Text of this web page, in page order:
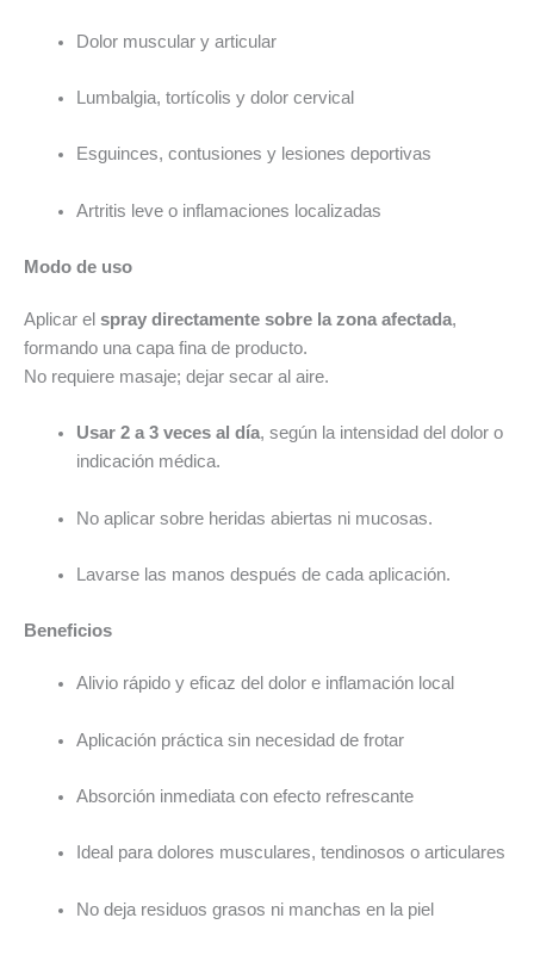
Dolor muscular y articular
Lumbalgia, tortícolis y dolor cervical
Esguinces, contusiones y lesiones deportivas
Artritis leve o inflamaciones localizadas
Modo de uso
Aplicar el spray directamente sobre la zona afectada,
formando una capa fina de producto.
No requiere masaje; dejar secar al aire.
Usar 2 a 3 veces al día, según la intensidad del dolor o
indicación médica.
No aplicar sobre heridas abiertas ni mucosas.
Lavarse las manos después de cada aplicación.
Beneficios
Alivio rápido y eficaz del dolor e inflamación local
Aplicación práctica sin necesidad de frotar
Absorción inmediata con efecto refrescante
Ideal para dolores musculares, tendinosos o articulares
No deja residuos grasos ni manchas en la piel